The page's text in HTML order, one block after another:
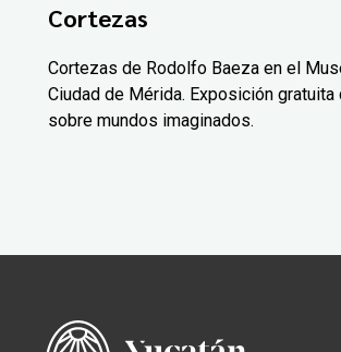
Cortezas
Cortezas de Rodolfo Baeza en el
Ciudad de Mérida. Exposición gratuita
sobre mundos imaginados.